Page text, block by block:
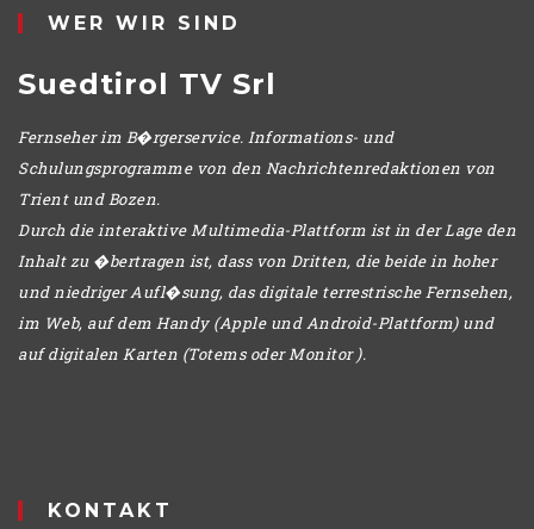
WER WIR SIND
Suedtirol TV Srl
Fernseher im B�rgerservice. Informations- und
Schulungsprogramme von den Nachrichtenredaktionen von
Trient und Bozen.
Durch die interaktive Multimedia-Plattform ist in der Lage den
Inhalt zu �bertragen ist, dass von Dritten, die beide in hoher
und niedriger Aufl�sung, das digitale terrestrische Fernsehen,
im Web, auf dem Handy (Apple und Android-Plattform) und
auf digitalen Karten (Totems oder Monitor ).
KONTAKT